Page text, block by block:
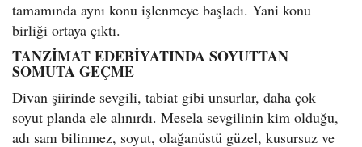
tamamında aynı konu işlenmeye başladı. Yani konu
birliği ortaya çıktı.
TANZİMAT EDEBİYATINDA SOYUTTAN
SOMUTA GEÇME
Divan şiirinde sevgili, tabiat gibi unsurlar, daha çok
soyut planda ele alınırdı. Mesela sevgilinin kim olduğu,
adı sanı bilinmez, soyut, olağanüstü güzel, kusursuz ve